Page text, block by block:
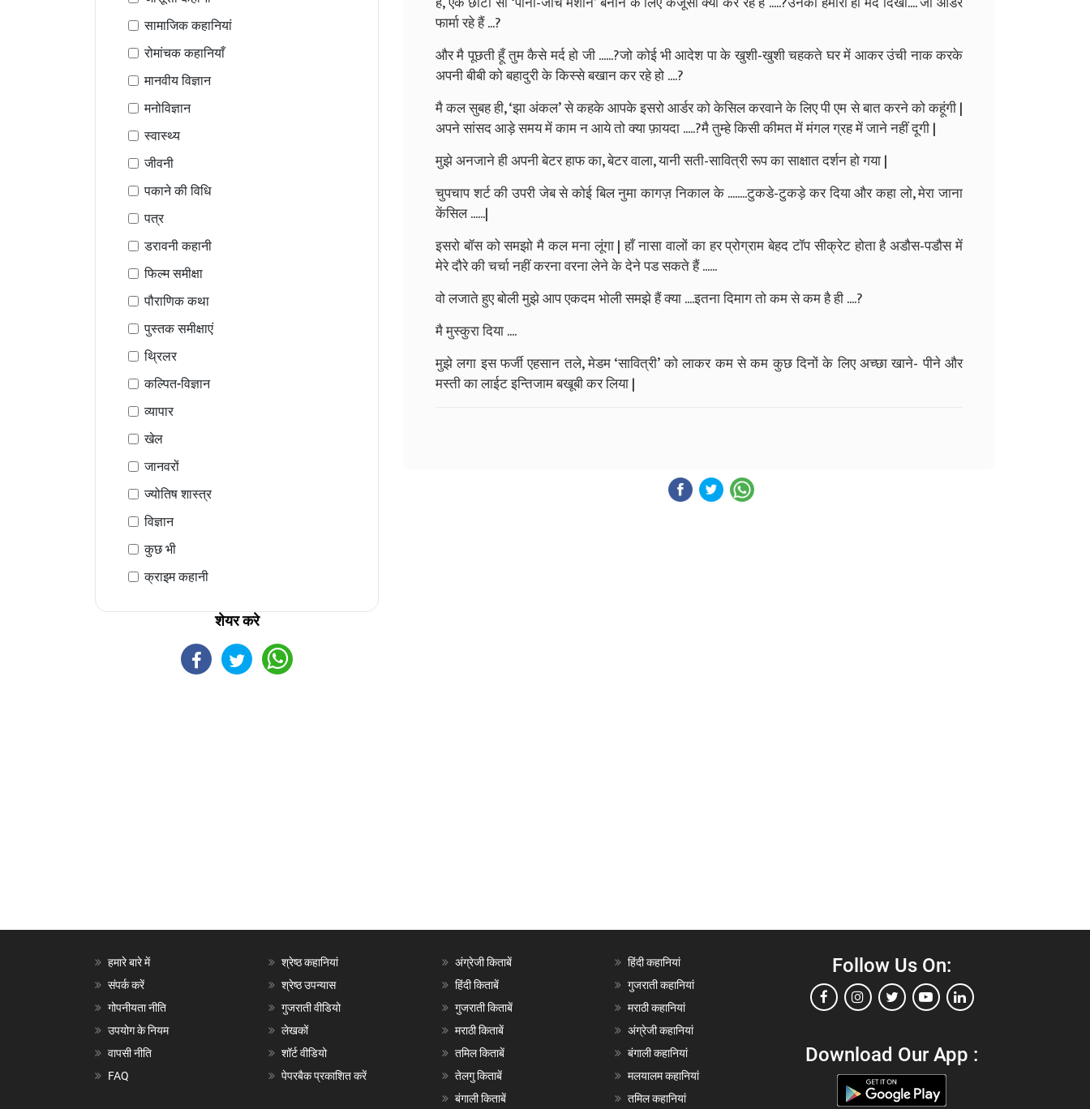
सामाजिक कहानियां
रोमांचक कहानियाँ
मानवीय विज्ञान
मनोविज्ञान
स्वास्थ्य
जीवनी
पकाने की विधि
पत्र
डरावनी कहानी
फिल्म समीक्षा
पौराणिक कथा
पुस्तक समीक्षाएं
थ्रिलर
कल्पित-विज्ञान
व्यापार
खेल
जानवरों
ज्योतिष शास्त्र
विज्ञान
कुछ भी
क्राइम कहानी
शेयर करे
फार्मा रहे हैं ...?
और मै पूछती हूँ तुम कैसे मर्द हो जी ......?जो कोई भी आदेश पा के खुशी-खुशी चहकते घर में आकर उंची नाक करके
अपनी बीबी को बहादुरी के किस्से बखान कर रहे हो ....?
मै कल सुबह ही, ‘झा अंकल’ से कहके आपके इसरो आर्डर को केसिल करवाने के लिए पी एम से बात करने को कहूंगी |
अपने सांसद आड़े समय में काम न आये तो क्या फ़ायदा .....?मै तुम्हे किसी कीमत में मंगल ग्रह में जाने नहीं दूगी |
मुझे अनजाने ही अपनी बेटर हाफ का, बेटर वाला, यानी सती-सावित्री रूप का साक्षात दर्शन हो गया |
चुपचाप शर्ट की उपरी जेब से कोई बिल नुमा कागज़ निकाल के ........टुकडे-टुकड़े कर दिया और कहा लो, मेरा जाना
केंसिल ......|
इसरो बॉस को समझो मै कल मना लूंगा | हाँ नासा वालों का हर प्रोग्राम बेहद टॉप सीक्रेट होता है अडौस-पडौस में
मेरे दौरे की चर्चा नहीं करना वरना लेने के देने पड सकते हैं ......
वो लजाते हुए बोली मुझे आप एकदम भोली समझे हैं क्या ....इतना दिमाग तो कम से कम है ही ....?
मै मुस्कुरा दिया ....
मुझे लगा इस फर्जी एहसान तले, मेडम ‘सावित्री’ को लाकर कम से कम कुछ दिनों के लिए अच्छा खाने- पीने और
मस्ती का लाईट इन्तिजाम बखूबी कर लिया |
हमारे बारे में
संपर्क करें
गोपनीयता नीति
उपयोग के नियम
वापसी नीति
FAQ
श्रेष्ठ कहानियां
श्रेष्ठ उपन्यास
गुजराती वीडियो
लेखकों
शॉर्ट वीडियो
पेपरबैक प्रकाशित करें
अंग्रेजी किताबें
हिंदी किताबें
गुजराती किताबें
मराठी किताबें
तमिल किताबें
तेलगु किताबें
बंगाली किताबें
हिंदी कहानियां
गुजराती कहानियां
मराठी कहानियां
अंग्रेजी कहानियां
बंगाली कहानियां
मलयालम कहानियां
तमिल कहानियां
Follow Us On:
Download Our App :